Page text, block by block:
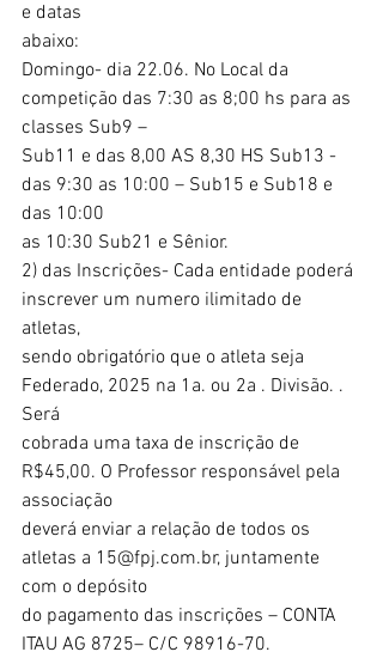
e datas
abaixo:
Domingo- dia 22.06. No Local da
competição das 7:30 as 8;00 hs para as
classes Sub9 –
Sub11 e das 8,00 AS 8,30 HS Sub13 -
das 9:30 as 10:00 – Sub15 e Sub18 e
das 10:00
as 10:30 Sub21 e Sênior.
2) das Inscrições- Cada entidade poderá
inscrever um numero ilimitado de
atletas,
sendo obrigatório que o atleta seja
Federado, 2025 na 1a. ou 2a . Divisão. .
Será
cobrada uma taxa de inscrição de
R$45,00. O Professor responsável pela
associação
deverá enviar a relação de todos os
atletas a 15@fpj.com.br, juntamente
com o depósito
do pagamento das inscrições – CONTA
ITAU AG 8725– C/C 98916-70.